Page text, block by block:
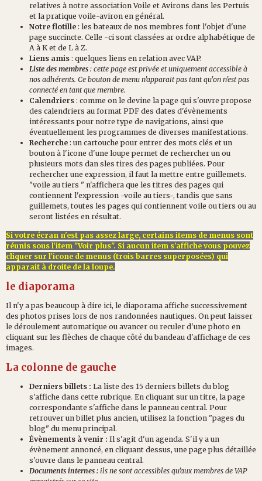
relatives à notre association Voile et Avirons dans les Pertuis
et la pratique voile-aviron en général.
Notre flotille : les bateaux de nos membres font l'objet d'une
page succincte. Celle -ci sont classées ar ordre alphabétique de
A à K et de L à Z.
Liens amis : quelques liens en relation avec VAP.
Liste des membres : cette page est privée et uniquement accessible à
nos adhérents. Ce bouton de menu n'apparait pas tant qu'on n'est pas
connecté en tant que membre.
Calendriers : comme on le devine la page qui s'ouvre propose
des calendriers au format PDF des dates d'évènements
intéressants pour notre type de navigations, ainsi que
éventuellement les programmes de diverses manifestations.
Recherche : un cartouche pour entrer des mots clés et un
bouton à l'icone d'une loupe permet de rechercher un ou
plusieurs mots dan sles tires des pages publiées. Pour
rechercher une expression, il faut la mettre entre guillemets.
"voile au tiers " n'affichera que les titres des pages qui
contiennent l'expression -voile au tiers-, tandis que sans
guillemets, toutes les pages qui contiennent voile ou tiers ou au
seront listées en résultat.
Si votre écran n'est pas assez large, certains items de menus sont
réunis sous l'item "Voir plus". Si aucun item s'affiche vous pouvez
cliquer sur l'icone de menus (trois barres superposées) qui
apparait à droite de la loupe.
le diaporama
Il n'y a pas beaucoup à dire ici, le diaporama affiche successivement
des photos prises lors de nos randonnées nautiques. On peut laisser
le déroulement automatique ou avancer ou reculer d'une photo en
cliquant sur les flèches de chaque côté du bandeau d'affichage de ces
images.
La colonne de gauche
Derniers billets : La liste des 15 derniers billets du blog
s'affiche dans cette rubrique. En cliquant sur un titre, la page
correspondante s'affiche dans le panneau central. Pour
retrouver un billet plus ancien, utilisez la fonction "pages du
blog" du menu principal.
Évènements à venir : Il s'agit d'un agenda. S'il y a un
évènement annoncé, en cliquant dessus, une page plus détaillée
s'ouvre dans le panneau central.
Documents internes : ils ne sont accessibles qu'aux membres de VAP